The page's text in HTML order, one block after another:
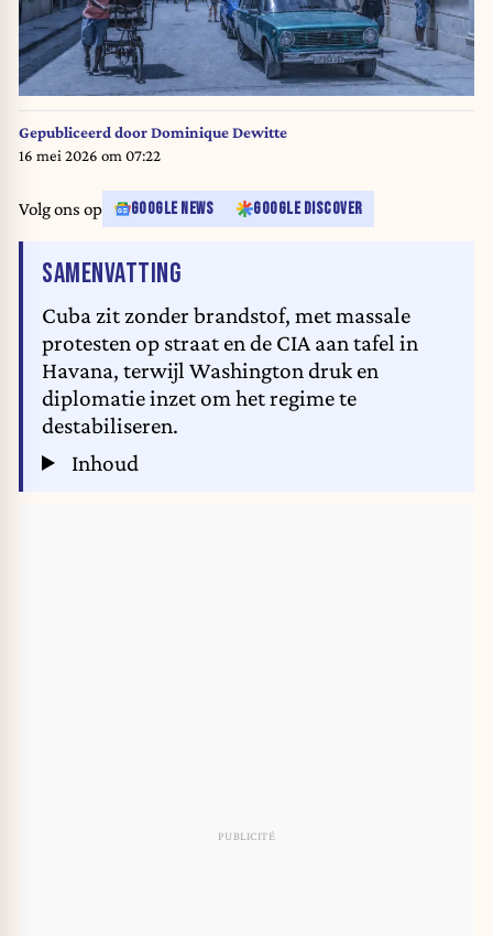
Gepubliceerd doorDominique Dewitte
16 mei 2026 om 07:22
Volg ons op GOOGLE NEWS GOOGLE DISCOVER
SAMENVATTING
Cuba zit zonder brandstof, met massale
protesten op straat en de CIA aan tafel in
Havana, terwijl Washington druk en
diplomatie inzet om het regime te
destabiliseren.
Inhoud